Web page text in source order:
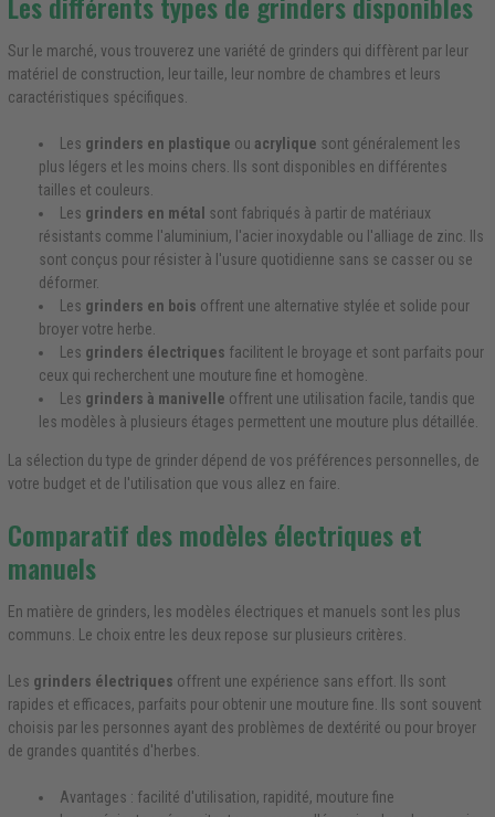
Sur le marché, vous trouverez une variété de grinders qui diffèrent par leur
matériel de construction, leur taille, leur nombre de chambres et leurs
caractéristiques spécifiques.
Les grinders en plastique ou acrylique sont généralement les
plus légers et les moins chers. Ils sont disponibles en différentes
tailles et couleurs.
Les grinders en métal sont fabriqués à partir de matériaux
résistants comme l'aluminium, l'acier inoxydable ou l'alliage de zinc. Ils
sont conçus pour résister à l'usure quotidienne sans se casser ou se
déformer.
Les grinders en bois offrent une alternative stylée et solide pour
broyer votre herbe.
Les grinders électriques facilitent le broyage et sont parfaits pour
ceux qui recherchent une mouture fine et homogène.
Les grinders à manivelle offrent une utilisation facile, tandis que
les modèles à plusieurs étages permettent une mouture plus détaillée.
La sélection du type de grinder dépend de vos préférences personnelles, de
votre budget et de l'utilisation que vous allez en faire.
Comparatif des modèles électriques et
manuels
En matière de grinders, les modèles électriques et manuels sont les plus
communs. Le choix entre les deux repose sur plusieurs critères.
Les grinders électriques offrent une expérience sans effort. Ils sont
rapides et efficaces, parfaits pour obtenir une mouture fine. Ils sont souvent
choisis par les personnes ayant des problèmes de dextérité ou pour broyer
de grandes quantités d'herbes.
Avantages : facilité d'utilisation, rapidité, mouture fine